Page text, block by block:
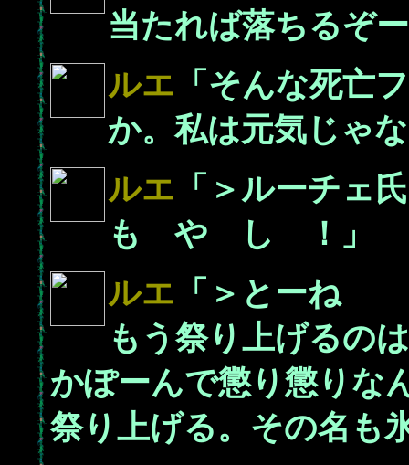
当たれば落ちるぞ
ルエ 「そんな死亡
か。私は元気じゃ
ルエ 「＞ルーチェ
も や し ！」
ルエ 「＞とーね
もう祭り上げるの
かぽーんで懲り懲りな
祭り上げる。その名も